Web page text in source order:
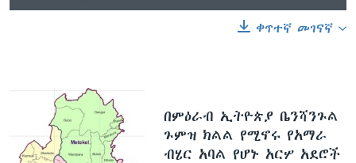
ቀጥተኛ መገናኛ
በምዕራብ ኢትዮጵያ ቤንሻንጉል
ጉምዝ ክልል የሚኖሩ የአማራ
ብሄር አባል የሆኑ አርሦ አደሮች